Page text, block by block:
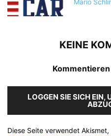
Mario
KEINE
LOGGEN SIE SICH EIN,
Diese Seite verwendet